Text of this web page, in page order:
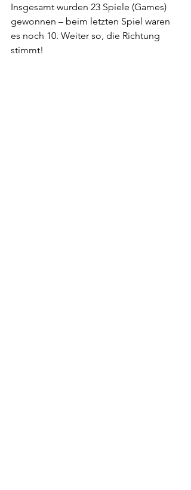
Insgesamt wurden 23 Spiele (Games)
gewonnen – beim letzten Spiel waren
es noch 10. Weiter so, die Richtung
stimmt!